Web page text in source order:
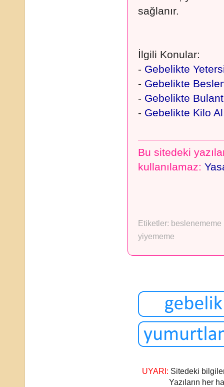
sağlanır.
İlgili Konular:
- Gebelikte
- Gebelikte
- Gebelikte
- Gebelikte Kilo
Bu sitedeki
kullanılamaz:
Etiketler: beslenememe
yiyememe
UYARI: Sitedeki
Yazıların her